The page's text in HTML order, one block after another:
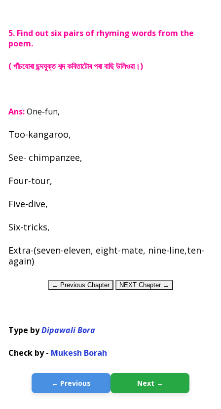
5. Find out six pairs of rhyming words from the
poem.
( পাঁচযোৰা ছন্দযুক্ত শব্দ কবিতাটোৰ পৰা বাছি উলিওৱা।)
Ans:One-fun,
Too-kangaroo,
See- chimpanzee,
Four-tour,
Five-dive,
Six-tricks,
Extra-(seven-eleven, eight-mate, nine-line,ten-
again)
← Previous Chapter NEXT Chapter →
Type byDipawali Bora
Check by - Mukesh Borah
← Previous Next →